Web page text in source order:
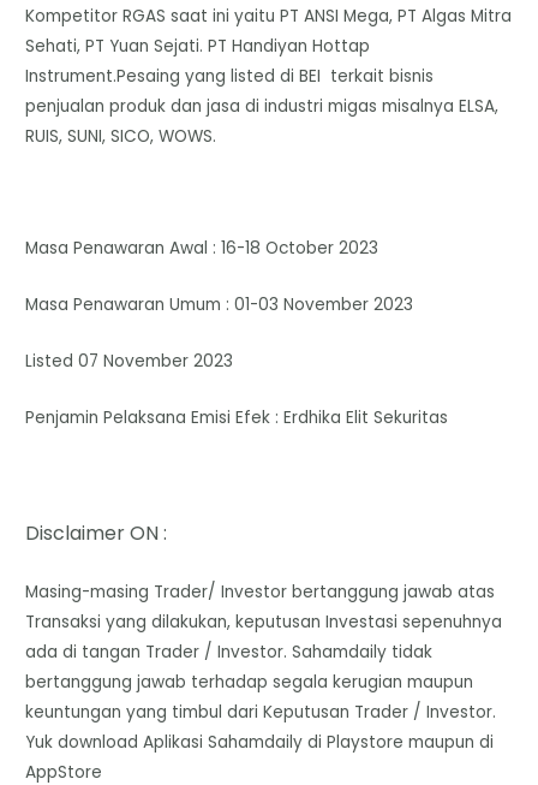
Kompetitor RGAS saat ini yaitu PT ANSI Mega, PT Algas Mitra
Sehati, PT Yuan Sejati. PT Handiyan Hottap
Instrument.Pesaing yang listed di BEI terkait bisnis
penjualan produk dan jasa di industri migas misalnya ELSA,
RUIS, SUNI, SICO, WOWS.
Masa Penawaran Awal : 16-18 October 2023
Masa Penawaran Umum : 01-03 November 2023
Listed 07 November 2023
Penjamin Pelaksana Emisi Efek : Erdhika Elit Sekuritas
Disclaimer ON :
Masing-masing Trader/ Investor bertanggung jawab atas
Transaksi yang dilakukan, keputusan Investasi sepenuhnya
ada di tangan Trader / Investor. Sahamdaily tidak
bertanggung jawab terhadap segala kerugian maupun
keuntungan yang timbul dari Keputusan Trader / Investor.
Yuk download Aplikasi Sahamdaily di Playstore maupun di
AppStore